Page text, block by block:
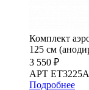
Комплект
125 см
3 550 ₽
АРТ
Подробнее